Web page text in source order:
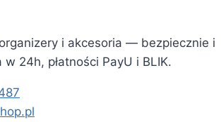
i akcesoria — bezpiecznie i
w 24h, płatności PayU i BLIK.